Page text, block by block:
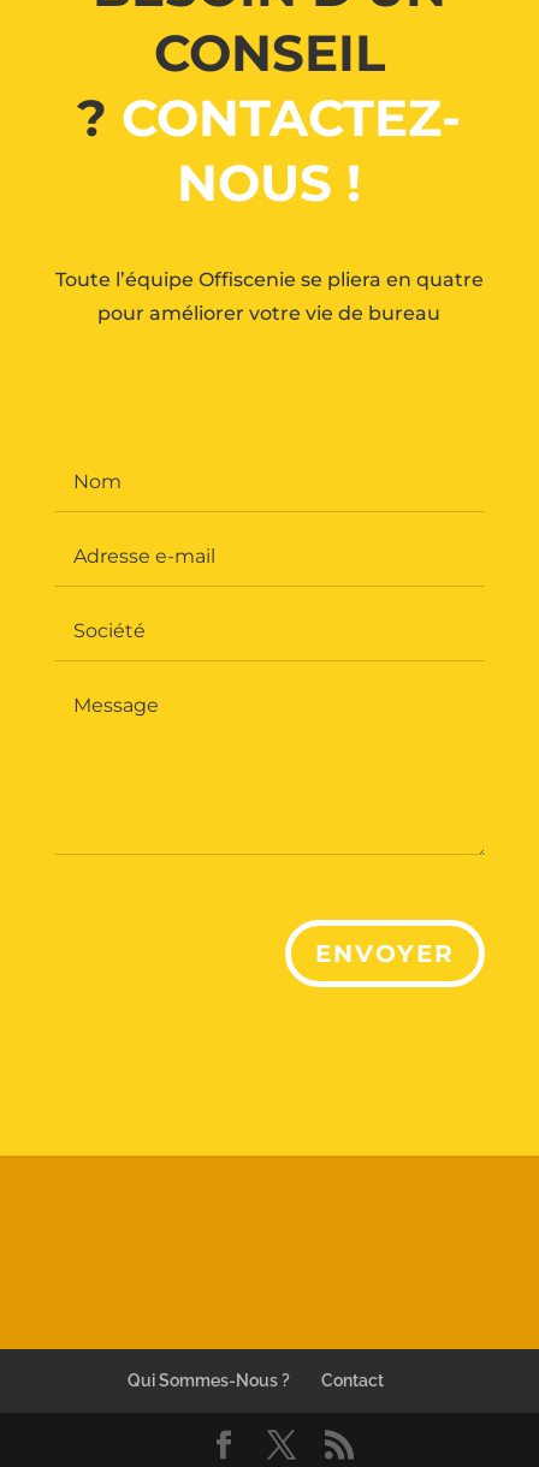
CONSEIL
? CONTACTEZ-
NOUS !
Toute l’équipe Offiscenie se pliera en quatre
pour améliorer votre vie de bureau
ENVOYER
Qui Sommes-Nous ? Contact